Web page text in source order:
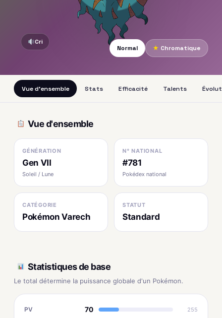
Cri
Normal
★ Chromatique
Vue d'ensemble Stats Efficacité Talents
Vue d'ensemble
GÉNÉRATION
Gen VII
Soleil / Lune
N° NATIONAL
#781
Pokédex national
CATÉGORIE
Pokémon Varech
STATUT
Standard
Statistiques de base
Le total détermine la puissance globale d'un Pokémon.
PV 70 255